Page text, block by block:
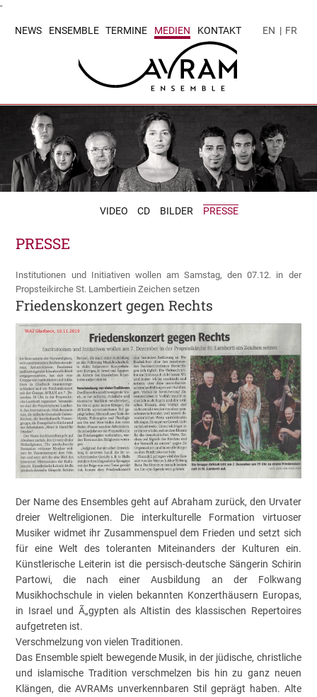
-
NEWS ENSEMBLE TERMINE MEDIEN KONTAKT EN | FR
VIDEO CD BILDER PRESSE
PRESSE
Institutionen und Initiativen wollen am Samstag, den 07.12. in der
Propsteikirche St. Lambertiein Zeichen setzen
Friedenskonzert gegen Rechts
Der Name des Ensembles geht auf Abraham zurück, den Urvater
dreier Weltreligionen. Die interkulturelle Formation virtuoser
Musiker widmet ihr Zusammenspuel dem Frieden und setzt sich
für eine Welt des toleranten Miteinanders der Kulturen ein.
Künstlerische Leiterin ist die persisch-deutsche Sängerin Schirin
Partowi, die nach einer Ausbildung an der Folkwang
Musikhochschule in vielen bekannten Konzerthäusern Europas,
in Israel und Ã„gypten als Altistin des klassischen Repertoires
aufgetreten ist.
Verschmelzung von vielen Traditionen.
Das Ensemble spielt bewegende Musik, in der jüdische, christliche
und islamische Tradition verschmelzen bis hin zu ganz neuen
Klängen, die AVRAMs unverkennbaren Stil geprägt haben. Alte